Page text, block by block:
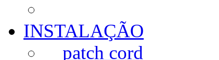
INSTALAÇÃO
patch cord